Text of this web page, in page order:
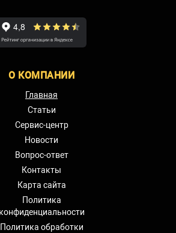
О КОМПАНИИ
Главная
Статьи
Сервис-центр
Новости
Вопрос-ответ
Контакты
Карта сайта
Политика
конфиденциальности
Политика обработки